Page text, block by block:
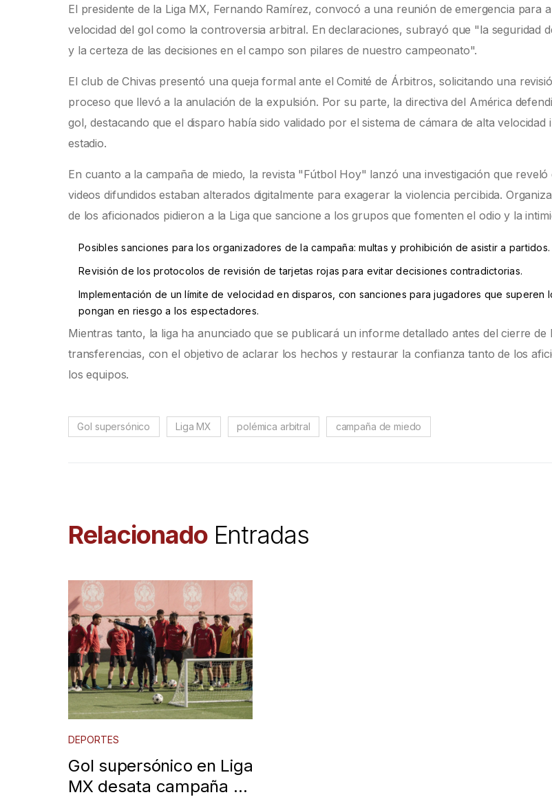
El presidente de la Liga MX, Fernando Ramírez, convocó a una reunión de emergencia para
velocidad del gol como la controversia arbitral. En declaraciones, subrayó que "la seguridad
y la certeza de las decisiones en el campo son pilares de nuestro campeonato".
El club de Chivas presentó una queja formal ante el Comité de Árbitros, solicitando una
proceso que llevó a la anulación de la expulsión. Por su parte, la directiva del América
gol, destacando que el disparo había sido validado por el sistema de cámara de alta velocidad
estadio.
En cuanto a la campaña de miedo, la revista "Fútbol Hoy" lanzó una investigación que reveló
videos difundidos estaban alterados digitalmente para exagerar la violencia percibida.
de los aficionados pidieron a la Liga que sancione a los grupos que fomenten el odio y la
Posibles sanciones para los organizadores de la campaña: multas y prohibición de asistir a partidos.
Revisión de los protocolos de revisión de tarjetas rojas para evitar decisiones contradictorias.
Implementación de un límite de velocidad en disparos, con sanciones para jugadores que superen
pongan en riesgo a los espectadores.
Mientras tanto, la liga ha anunciado que se publicará un informe detallado antes del cierre de
transferencias, con el objetivo de aclarar los hechos y restaurar la confianza tanto de los
los equipos.
Gol supersónico Liga MX polémica arbitral campaña de miedo
RelacionadoEntradas
DEPORTES
Gol supersónico en Liga
MX desata campaña de